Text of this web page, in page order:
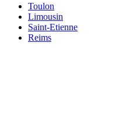
Toulon
Limousin
Saint-Etienne
Reims